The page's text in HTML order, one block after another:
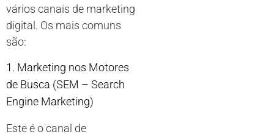
vários canais de marketing
digital. Os mais comuns
são:
1. Marketing nos Motores
de Busca (SEM – Search
Engine Marketing)
Este é o canal de